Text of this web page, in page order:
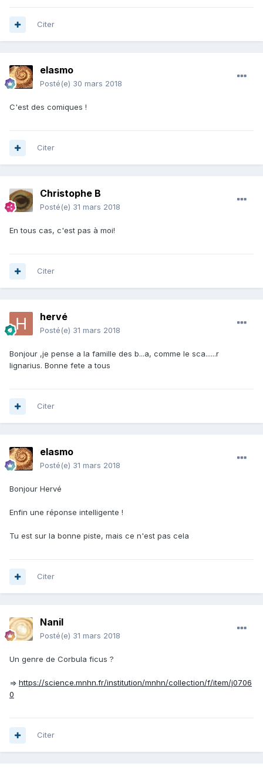
Citer
elasmo
Posté(e) 30 mars 2018
C'est des comiques !
Citer
Christophe B
Posté(e) 31 mars 2018
En tous cas, c'est pas à moi!
Citer
hervé
Posté(e) 31 mars 2018
Bonjour ,je pense a la famille des b...a, comme le sca......r
lignarius. Bonne fete a tous
Citer
elasmo
Posté(e) 31 mars 2018
Bonjour Hervé
Enfin une réponse intelligente !
Tu est sur la bonne piste, mais ce n'est pas cela
Citer
Nanil
Posté(e) 31 mars 2018
Un genre de Corbula ficus ?
=> https://science.mnhn.fr/institution/mnhn/collection/f/item/j0706
0
Citer